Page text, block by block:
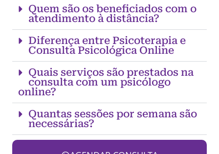
Quem são os beneficiados com o
atendimento à distância?
Diferença entre Psicoterapia e
Consulta Psicológica Online
Quais serviços são prestados na
consulta com um psicólogo
online?
Quantas sessões por semana são
necessárias?